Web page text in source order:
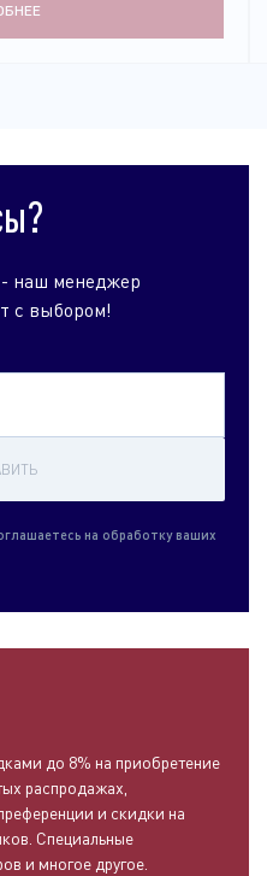
- наш менеджер
с выбором!
на обработку ваших
до 8% на приобретение
распродажах,
и скидки на
Специальные
и многое другое.